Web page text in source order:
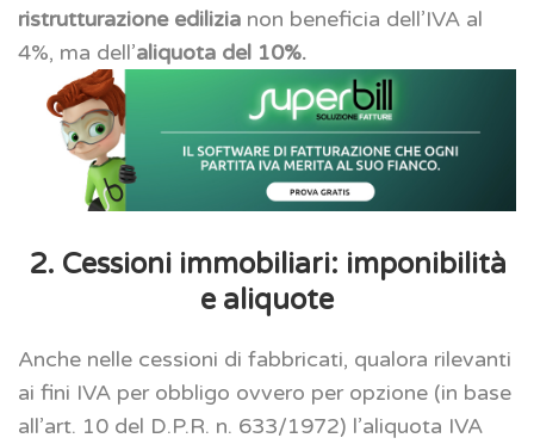
ristrutturazione edilizia non beneficia dell’IVA al
4%, ma dell’aliquota del 10%.
2. Cessioni immobiliari: imponibilità
e aliquote
Anche nelle cessioni di fabbricati, qualora rilevanti
ai fini IVA per obbligo ovvero per opzione (in base
all’art. 10 del D.P.R. n. 633/1972) l’aliquota IVA